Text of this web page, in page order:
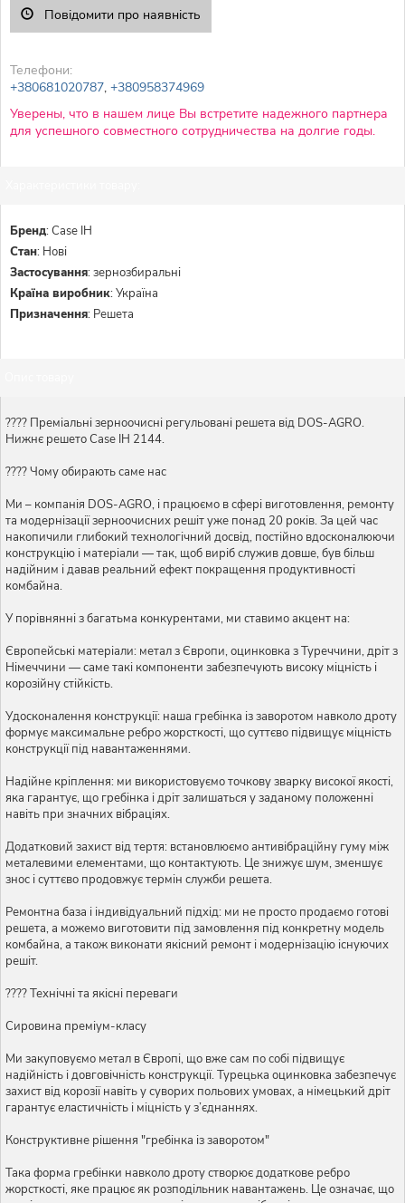
Повідомити про наявність
Телефони:
+380681020787, +380958374969
Уверены, что в нашем лице Вы встретите надежного партнера
для успешного совместного сотрудничества на долгие годы.
Бренд:Case IH
Стан: Нові
Застосування:зернозбиральні
Країна виробник:Україна
Призначення: Решета
???? Преміальні зерноочисні регульовані решета від DOS-AGRO.
Нижнє решето Case IH 2144.
???? Чому обирають саме нас
Ми – компанія DOS-AGRO, і працюємо в сфері виготовлення, ремонту
та модернізації зерноочисних решіт уже понад 20 років. За цей час
накопичили глибокий технологічний досвід, постійно вдосконалюючи
конструкцію і матеріали — так, щоб виріб служив довше, був більш
надійним і давав реальний ефект покращення продуктивності
комбайна.
У порівнянні з багатьма конкурентами, ми ставимо акцент на:
Європейські матеріали: метал з Європи, оцинковка з Туреччини, дріт з
Німеччини — саме такі компоненти забезпечують високу міцність і
корозійну стійкість.
Удосконалення конструкції: наша гребінка із заворотом навколо дроту
формує максимальне ребро жорсткості, що суттєво підвищує міцність
конструкції під навантаженнями.
Надійне кріплення: ми використовуємо точкову зварку високої якості,
яка гарантує, що гребінка і дріт залишаться у заданому положенні
навіть при значних вібраціях.
Додатковий захист від тертя: встановлюємо антивібраційну гуму між
металевими елементами, що контактують. Це знижує шум, зменшує
знос і суттєво продовжує термін служби решета.
Ремонтна база і індивідуальний підхід: ми не просто продаємо готові
решета, а можемо виготовити під замовлення під конкретну модель
комбайна, а також виконати якісний ремонт і модернізацію існуючих
решіт.
???? Технічні та якісні переваги
Сировина преміум-класу
Ми закуповуємо метал в Європі, що вже сам по собі підвищує
надійність і довговічність конструкції. Турецька оцинковка забезпечує
захист від корозії навіть у суворих польових умовах, а німецький дріт
гарантує еластичність і міцність у з’єднаннях.
Конструктивне рішення "гребінка із заворотом"
Така форма гребінки навколо дроту створює додаткове ребро
жорсткості, яке працює як розподільник навантажень. Це означає, що